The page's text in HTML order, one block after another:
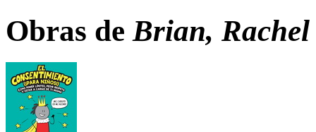
Obras deBrian, Rachel